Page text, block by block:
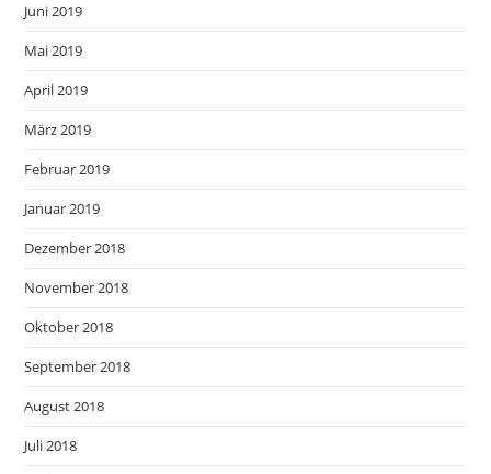
Juni 2019
Mai 2019
April 2019
März 2019
Februar 2019
Januar 2019
Dezember 2018
November 2018
Oktober 2018
September 2018
August 2018
Juli 2018